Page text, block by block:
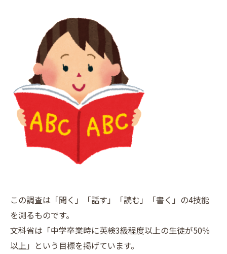
この調査は「聞く」「話す」「読む」「書く」の4技能
を測るものです。
文科省は「中学卒業時に英検3級程度以上の生徒が50％
以上」という目標を掲げています。